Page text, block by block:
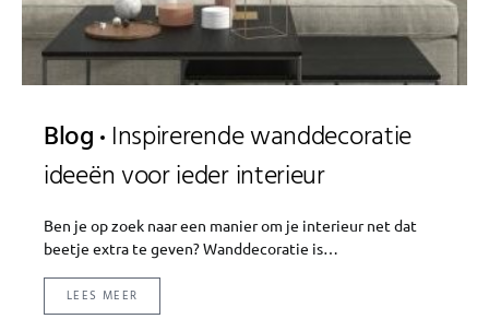
Blog Inspirerende wanddecoratie
ideeën voor ieder interieur
Ben je op zoek naar een manier om je interieur net dat
beetje extra te geven? Wanddecoratie is…
LEES MEER